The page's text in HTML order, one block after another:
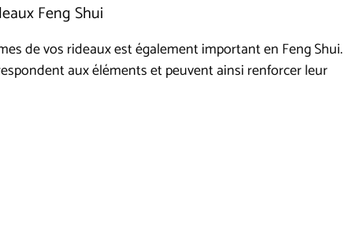
Feng Shui
de vos rideaux est également important en Feng Shui.
aux éléments et peuvent ainsi renforcer leur